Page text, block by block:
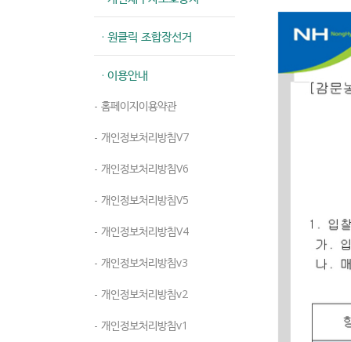
· 원클릭 조합장선거
· 이용안내
- 홈페이지이용약관
- 개인정보처리방침V7
- 개인정보처리방침V6
- 개인정보처리방침V5
- 개인정보처리방침V4
- 개인정보처리방침v3
- 개인정보처리방침v2
- 개인정보처리방침v1